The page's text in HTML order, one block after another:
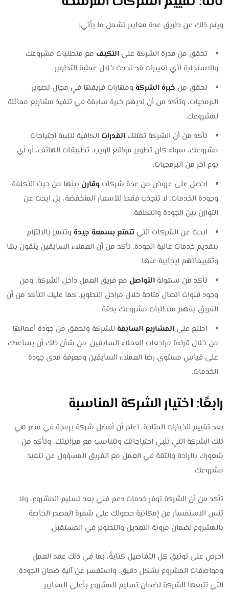
ويتم ذلك عن طريق عدة معايير تشمل ما يأتي:
تحقق من قدرة الشركة علىالتكيف مع متطلبات مشروعك
والاستجابة لأي تغييرات قد تحدث خلال عملية التطوير.
تحقق من خبرة الشركة ومهارات فريقها في مجال تطوير
البرمجيات، وتأكد من أن لديهم خبرة سابقة في تنفيذ مشاريع مماثلة
لمشروعك.
تأكد من أن الشركة تمتلكالقدرات الكافية لتلبية احتياجات
مشروعك، سواء كان تطوير مواقع الويب، تطبيقات الهاتف، أو أي
نوع آخر من البرمجيات.
احصل على عروض من عدة شركاتوقارن بينها من حيث التكلفة
وجودة الخدمات. لا تنجذب فقط للأسعار المنخفضة، بل ابحث عن
التوازن بين الجودة والتكلفة.
ابحث عن الشركات التيتتمتع بسمعة جيدة وتتميز بالالتزام
بتقديم خدمات عالية الجودة. تأكد من أن العملاء السابقين يثقون بها
وتقييماتهم إيجابية عنها.
تأكد من سهولةالتواصل مع فريق العمل داخل الشركة، ومن
وجود قنوات اتصال متاحة خلال مراحل التطوير. كما عليك التأكد من أن
الفريق يفهم متطلبات مشروعك بدقة.
اطلع علىالمشاريع السابقة للشركة وتحقق من جودة أعمالها
من خلال قراءة مراجعات العملاء السابقين. من شأن ذلك أن يساعدك
على قياس مستوى رضا العملاء السابقين ومعرفة مدى جودة
الخدمات.
رابعًا: اختيار الشركة المناسبة
بعد تقييم الخيارات المتاحة، اعلم أن أفضل شركة برمجة في مصر هي
تلك الشركة التي تلبي احتياجاتك وتتناسب مع ميزانيتك، وتأكد من
شعورك بالراحة والثقة في العمل مع الفريق المسؤول عن تنفيذ
مشروعك.
تأكد من أن الشركة توفر خدمات دعم فني بعد تسليم المشروع، ولا
تنس الاستفسار عن إمكانية حصولك على شفرة المصدر الخاصة
بالمشروع لضمان مرونة التعديل والتطوير في المستقبل.
احرص على توثيق كل التفاصيل كتابةً، بما في ذلك عقد العمل
ومواصفات المشروع بشكل دقيق. واستفسر عن آلية ضمان الجودة
التي تتبعها الشركة لضمان تسليم المشروع بأعلى المعايير.